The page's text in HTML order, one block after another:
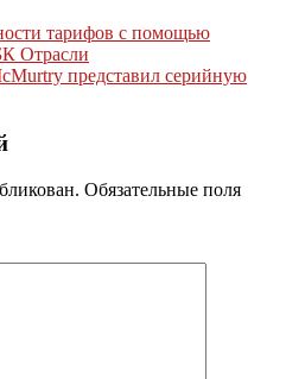
тарифов с помощью
Отрасли
представил серийную
Обязательные поля